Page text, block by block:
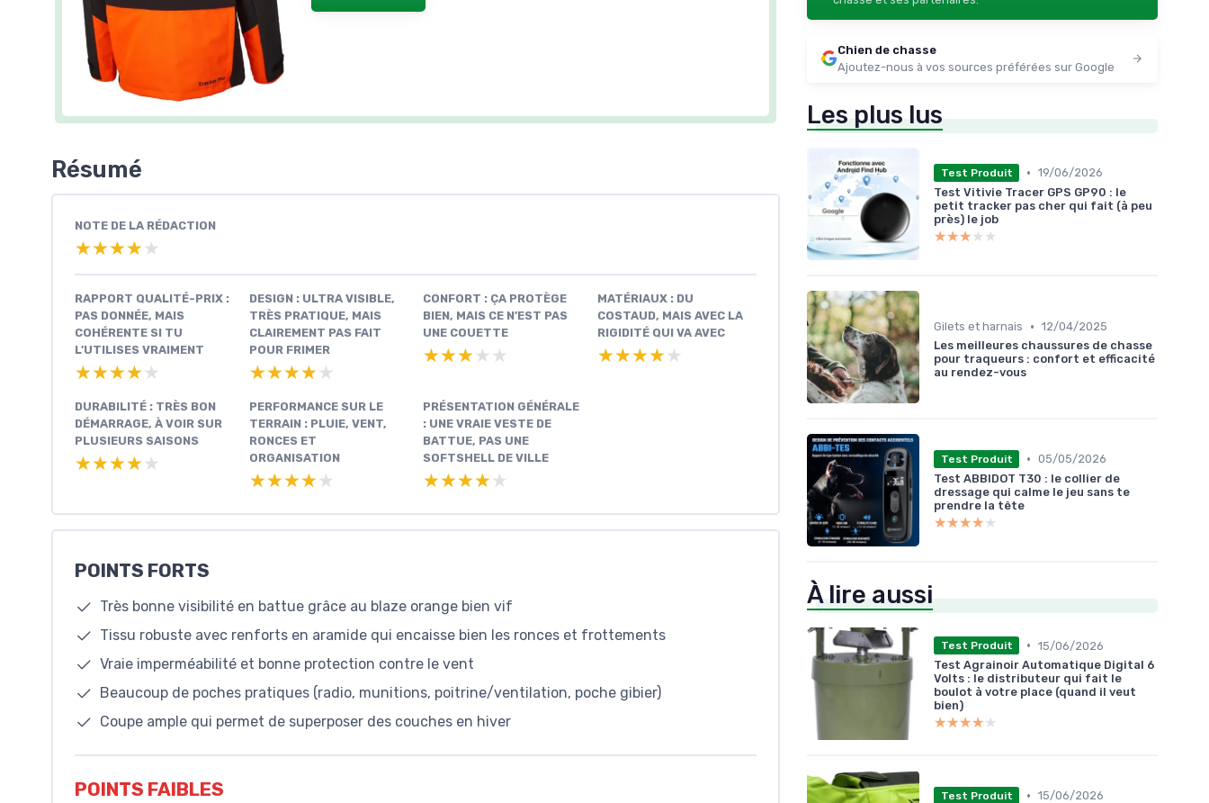
Résumé
NOTE DE LA RÉDACTION
★★★★★
★★★★★
RAPPORT QUALITÉ-PRIX :
PAS DONNÉE, MAIS
COHÉRENTE SI TU
L’UTILISES VRAIMENT
★★★★★
★★★★★
DESIGN : ULTRA VISIBLE,
TRÈS PRATIQUE, MAIS
CLAIREMENT PAS FAIT
POUR FRIMER
★★★★★
★★★★★
CONFORT : ÇA PROTÈGE
BIEN, MAIS CE N’EST PAS
UNE COUETTE
★★★★★
★★★★★
MATÉRIAUX : DU
COSTAUD, MAIS AVEC LA
RIGIDITÉ QUI VA AVEC
★★★★★
★★★★★
DURABILITÉ : TRÈS BON
DÉMARRAGE, À VOIR SUR
PLUSIEURS SAISONS
★★★★★
★★★★★
PERFORMANCE SUR LE
TERRAIN : PLUIE, VENT,
RONCES ET
ORGANISATION
★★★★★
★★★★★
PRÉSENTATION GÉNÉRALE
: UNE VRAIE VESTE DE
BATTUE, PAS UNE
SOFTSHELL DE VILLE
★★★★★
★★★★★
POINTS FORTS
Très bonne visibilité en battue grâce au blaze orange bien vif
Tissu robuste avec renforts en aramide qui encaisse bien les ronces et frottements
Vraie imperméabilité et bonne protection contre le vent
Beaucoup de poches pratiques (radio, munitions, poitrine/ventilation, poche gibier)
Coupe ample qui permet de superposer des couches en hiver
POINTS FAIBLES
Chien de chasse
Ajoutez-nous à vos sources préférées sur Google
Les plus lus
Test Produit • 19/06/2026
Test Vitivie Tracer GPS GP90 : le
petit tracker pas cher qui fait (à peu
près) le job
★★★★★
★★★★★
Gilets et harnais • 12/04/2025
Les meilleures chaussures de chasse
pour traqueurs : confort et efficacité
au rendez-vous
Test Produit • 05/05/2026
Test ABBIDOT T30 : le collier de
dressage qui calme le jeu sans te
prendre la tête
★★★★★
★★★★★
À lire aussi
Test Produit • 15/06/2026
Test Agrainoir Automatique Digital 6
Volts : le distributeur qui fait le
boulot à votre place (quand il veut
bien)
★★★★★
★★★★★
Test Produit • 15/06/2026